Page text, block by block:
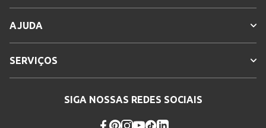
AJUDA
SERVIÇOS
SIGA NOSSAS REDES SOCIAIS